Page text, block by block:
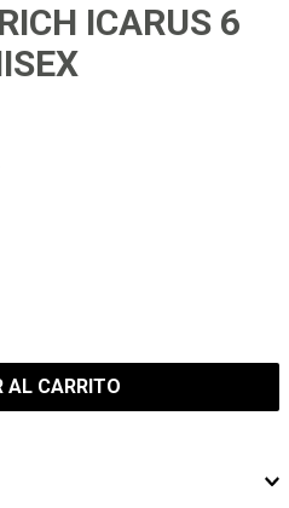
ICARUS 6
AL CARRITO